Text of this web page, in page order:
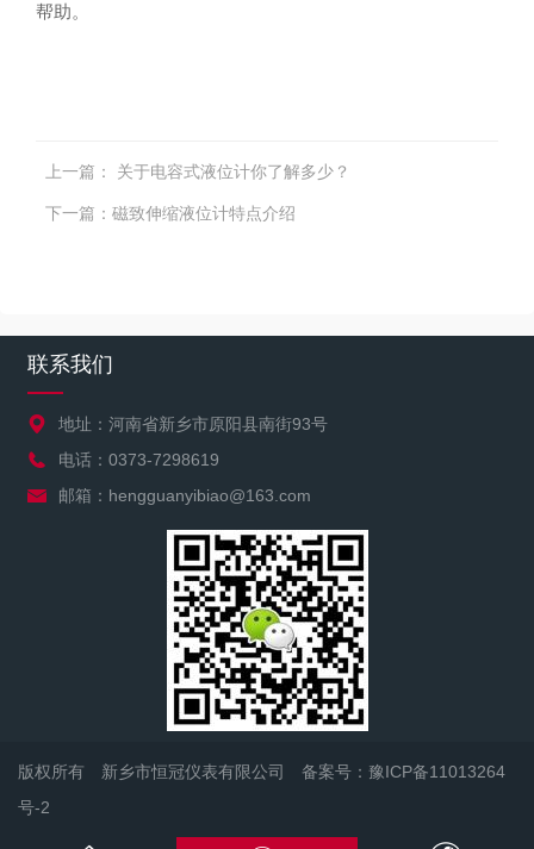
帮助。
上一篇： 关于电容式液位计你了解多少？
下一篇： 磁致伸缩液位计特点介绍
联系我们
地址：河南省新乡市原阳县南街93号
电话：0373-7298619
邮箱：hengguanyibiao@163.com
版权所有 新乡市恒冠仪表有限公司 备案号：豫ICP备11013264
号-2